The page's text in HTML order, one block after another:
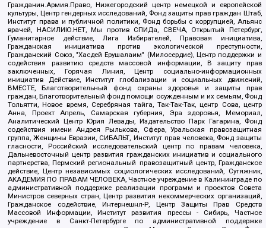
Гражданин.Армия.Право, Нижегородский центр немецкой и европейской
культуры, Центр гендерных исследований, Фонд защиты прав граждан Штаб,
Институт права и публичной политики, Фонд борьбы с коррупцией, Альянс
врачей, НАСИЛИЮ.НЕТ, Мы против СПИДа, СВЕЧА, Открытый Петербург,
Гуманитарное действие, Лига Избирателей, Правовая инициатива,
Гражданская инициатива против экологической преступности,
Гражданский Союз, "Хасдей Ерушалаим" (Милосердие), Центр поддержки и
содействия развитию средств массовой информации, В защиту прав
заключенных, Горячая Линия, Центр социально-информационных
инициатив Действие, Институт глобализации и социальных движений,
ВМЕСТЕ, Благотворительный фонд охраны здоровья и защиты прав
граждан, Благотворительный фонд помощи осужденным и их семьям, Фонд
Тольятти, Новое время, Серебряная тайга, Так-Так-Так, центр Сова, центр
Анна, Проект Апрель, Самарская губерния, Эра здоровья, Мемориал,
Аналитический Центр Юрия Левады, Издательство Парк Гагарина, Фонд
содействия имени Андрея Рылькова, Сфера, Уральская правозащитная
группа, Женщины Евразии, СИБАЛЬТ, Институт прав человека, Фонд защиты
гласности, Российский исследовательский центр по правам человека,
Дальневосточный центр развития гражданских инициатив и социального
партнерства, Пермский региональный правозащитный центр, Гражданское
действие, Центр независимых социологических исследований, Сутяжник,
АКАДЕМИЯ ПО ПРАВАМ ЧЕЛОВЕКА, Частное учреждение в Калининграде по
административной поддержке реализации программ и проектов Совета
Министров северных стран, Центр развития некоммерческих организаций,
Гражданское содействие, Интернешнл-Р, Центр Защиты Прав Средств
Массовой Информации, Институт развития прессы - Сибирь, Частное
учреждение в Санкт-Петербурге по административной поддержке